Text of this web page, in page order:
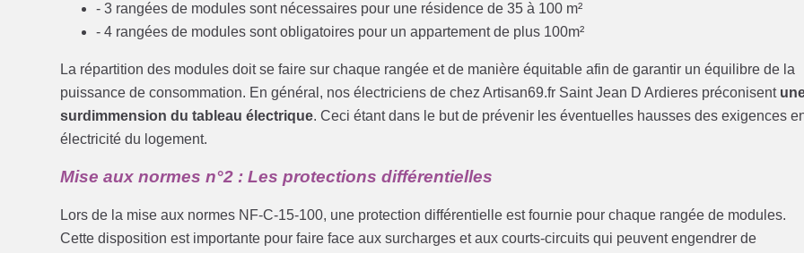
- 3 rangées de modules sont nécessaires pour une résidence de 35 à 100 m²
- 4 rangées de modules sont obligatoires pour un appartement de plus 100m²
La répartition des modules doit se faire sur chaque rangée et de manière équitable afin de garantir un équilibre de la
puissance de consommation. En général, nos électriciens de chez Artisan69.fr Saint Jean D Ardieres préconisent
surdimmension du tableau électrique. Ceci étant dans le but de prévenir les éventuelles hausses des exigences
électricité du logement.
Mise aux normes n°2 : Les protections différentielles
Lors de la mise aux normes NF-C-15-100, une protection différentielle est fournie pour chaque rangée de modules.
Cette disposition est importante pour faire face aux surcharges et aux courts-circuits qui peuvent engendrer de